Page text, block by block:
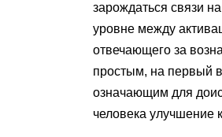
зарождаться связи
уровне между
отвечающего за
простым, на первый
означающим для
человека улучшение